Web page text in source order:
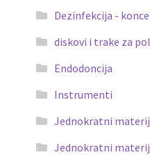
Dezinfekcija -
diskovi i trake za
Endodoncija
Instrumenti
Jednokratni
Jednokratni